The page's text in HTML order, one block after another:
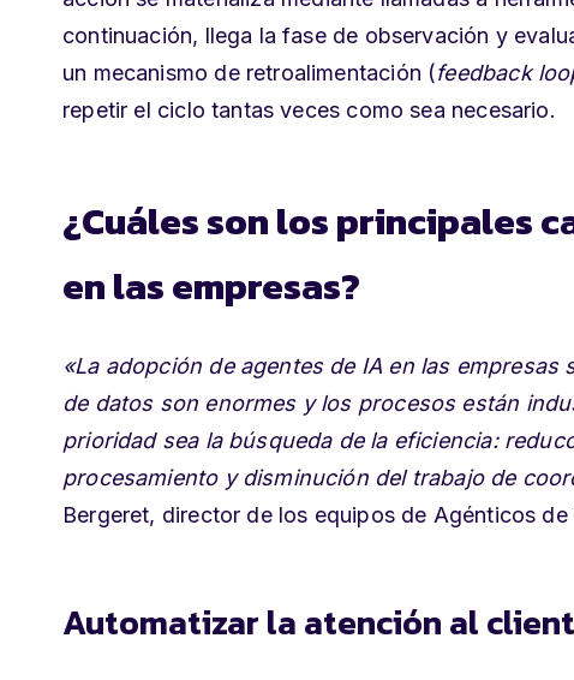
continuación, llega la fase de observación y
un mecanismo de retroalimentación (feedback
repetir el ciclo tantas veces como sea necesario.
¿Cuáles son los principales
en las empresas?
«La adopción de agentes de IA en las
de datos son enormes y los procesos están
prioridad sea la búsqueda de la eficiencia:
procesamiento y disminución del trabajo de
Bergeret, director de los equipos de Agénticos de
Automatizar la atención al